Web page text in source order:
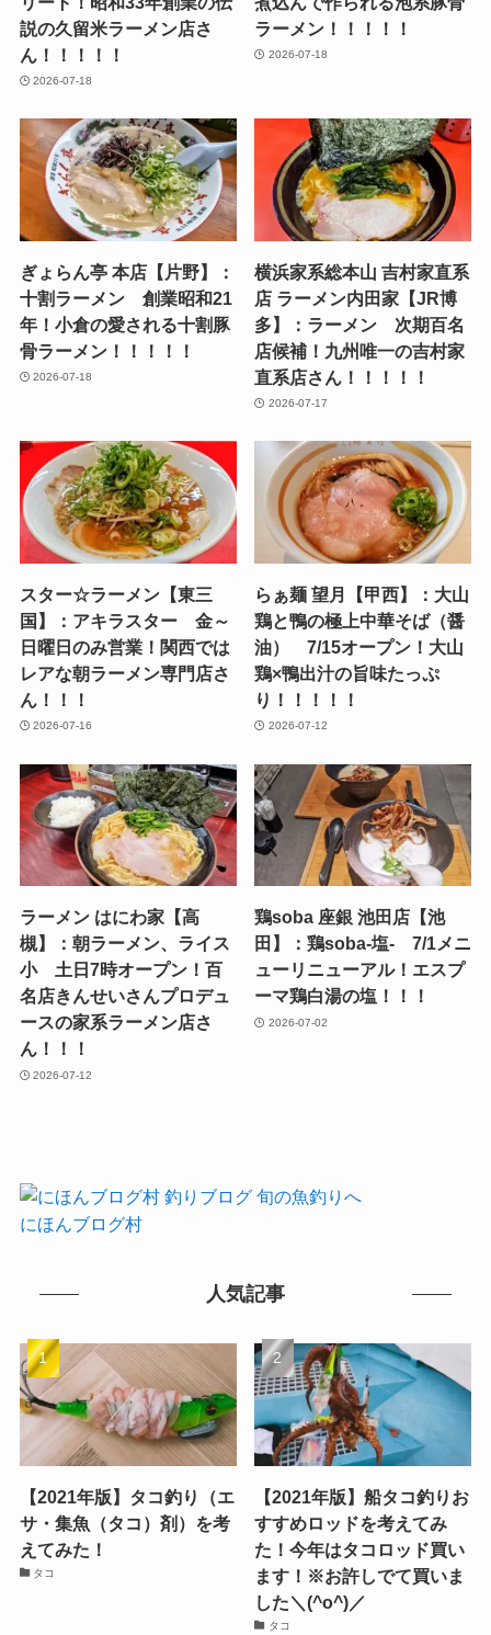
説の久留米ラーメン店さ
ん！！！！！
2026-07-18
ラーメン！！！！！
2026-07-18
ぎょらん亭 本店【片野】：
十割ラーメン 創業昭和21
年！小倉の愛される十割豚
骨ラーメン！！！！！
2026-07-18
横浜家系総本山 吉村家直系
店 ラーメン内田家【JR博
多】：ラーメン 次期百名
店候補！九州唯一の吉村家
直系店さん！！！！！
2026-07-17
スター☆ラーメン【東三
国】：アキラスター 金～
日曜日のみ営業！関西では
レアな朝ラーメン専門店さ
ん！！！
2026-07-16
らぁ麺 望月【甲西】：大山
鶏と鴨の極上中華そば（醤
油） 7/15オープン！大山
鶏×鴨出汁の旨味たっぷ
り！！！！！
2026-07-12
ラーメン はにわ家【高
槻】：朝ラーメン、ライス
小 土日7時オープン！百
名店きんせいさんプロデュ
ースの家系ラーメン店さ
ん！！！
2026-07-12
鶏soba 座銀 池田店【池
田】：鶏soba-塩- 7/1メニ
ューリニューアル！エスプ
ーマ鶏白湯の塩！！！
2026-07-02
にほんブログ村
人気記事
【2021年版】タコ釣り（エ
サ・集魚（タコ）剤）を考
えてみた！
タコ
【2021年版】船タコ釣りお
すすめロッドを考えてみ
た！今年はタコロッド買い
ます！※お許しでて買いま
した＼(^o^)／
タコ